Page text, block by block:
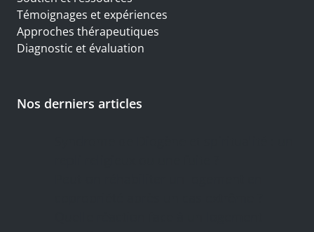
Témoignages et expériences
Approches thérapeutiques
Diagnostic et évaluation
Nos derniers articles